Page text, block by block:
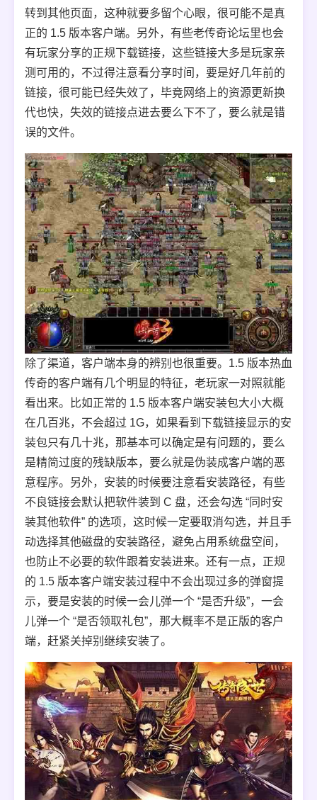
转到其他页面，这种就要多留个心眼，很可能不是真
正的 1.5 版本客户端。另外，有些老传奇论坛里也会
有玩家分享的正规下载链接，这些链接大多是玩家亲
测可用的，不过得注意看分享时间，要是好几年前的
链接，很可能已经失效了，毕竟网络上的资源更新换
代也快，失效的链接点进去要么下不了，要么就是错
误的文件。
除了渠道，客户端本身的辨别也很重要。1.5 版本热血
传奇的客户端有几个明显的特征，老玩家一对照就能
看出来。比如正常的 1.5 版本客户端安装包大小大概
在几百兆，不会超过 1G，如果看到下载链接显示的安
装包只有几十兆，那基本可以确定是有问题的，要么
是精简过度的残缺版本，要么就是伪装成客户端的恶
意程序。另外，安装的时候要注意看安装路径，有些
不良链接会默认把软件装到 C 盘，还会勾选 “同时安
装其他软件” 的选项，这时候一定要取消勾选，并且手
动选择其他磁盘的安装路径，避免占用系统盘空间，
也防止不必要的软件跟着安装进来。还有一点，正规
的 1.5 版本客户端安装过程中不会出现过多的弹窗提
示，要是安装的时候一会儿弹一个 “是否升级”，一会
儿弹一个 “是否领取礼包”，那大概率不是正版的客户
端，赶紧关掉别继续安装了。